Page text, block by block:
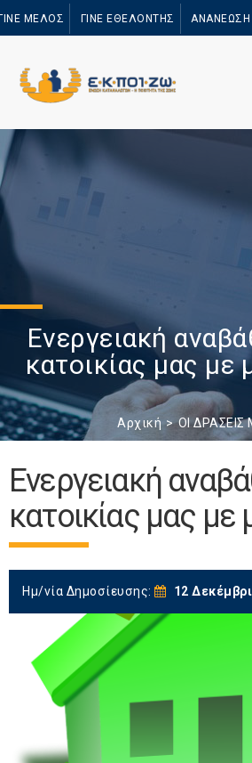
προς το
ΜΕΛΟΣ ΓΙΝΕ ΕΘΕΛΟΝΤΗΣ
Ενεργειακή
κατοικίας μας με
Αρχική ΟΙ ΔΡΑΣΕΙΣ
Ενεργειακή
κατοικίας μας με
Ημ/νία Δημοσίευσης: 12